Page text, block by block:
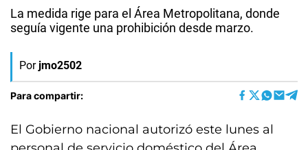
La medida rige para el Área Metropolitana, donde
seguía vigente una prohibición desde marzo.
Por jmo2502
Para compartir:
El Gobierno nacional autorizó este lunes al